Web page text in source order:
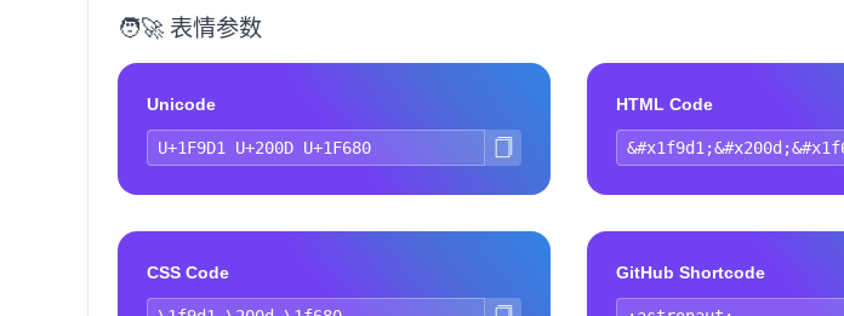
🧑‍🚀 表情参数
Unicode HTML Code
CSS Code GitHub Shortcode